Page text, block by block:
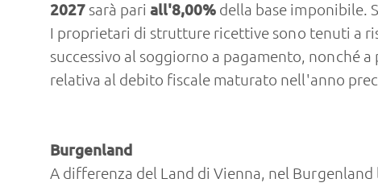
2027 sarà pari all'8,00% della base imponibile.
I proprietari di strutture ricettive sono tenuti a
successivo al soggiorno a pagamento, nonché
relativa al debito fiscale maturato nell'anno
Burgenland
A differenza del Land di Vienna, nel